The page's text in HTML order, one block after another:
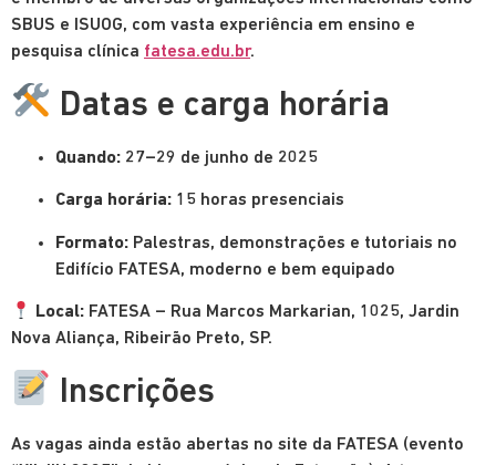
SBUS e ISUOG, com vasta experiência em ensino e
pesquisa clínica fatesa.edu.br.
Datas e carga horária
Quando: 27–29 de junho de 2025
Carga horária: 15 horas presenciais
Formato: Palestras, demonstrações e tutoriais no
Edifício FATESA, moderno e bem equipado
Local: FATESA – Rua Marcos Markarian, 1025, Jardin
Nova Aliança, Ribeirão Preto, SP.
Inscrições
As vagas ainda estão abertas no site da FATESA (evento